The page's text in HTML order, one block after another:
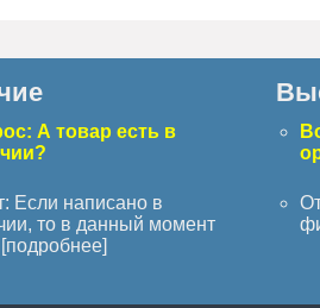
А товар есть в
Если написано в
то в данный момент
подробнее]